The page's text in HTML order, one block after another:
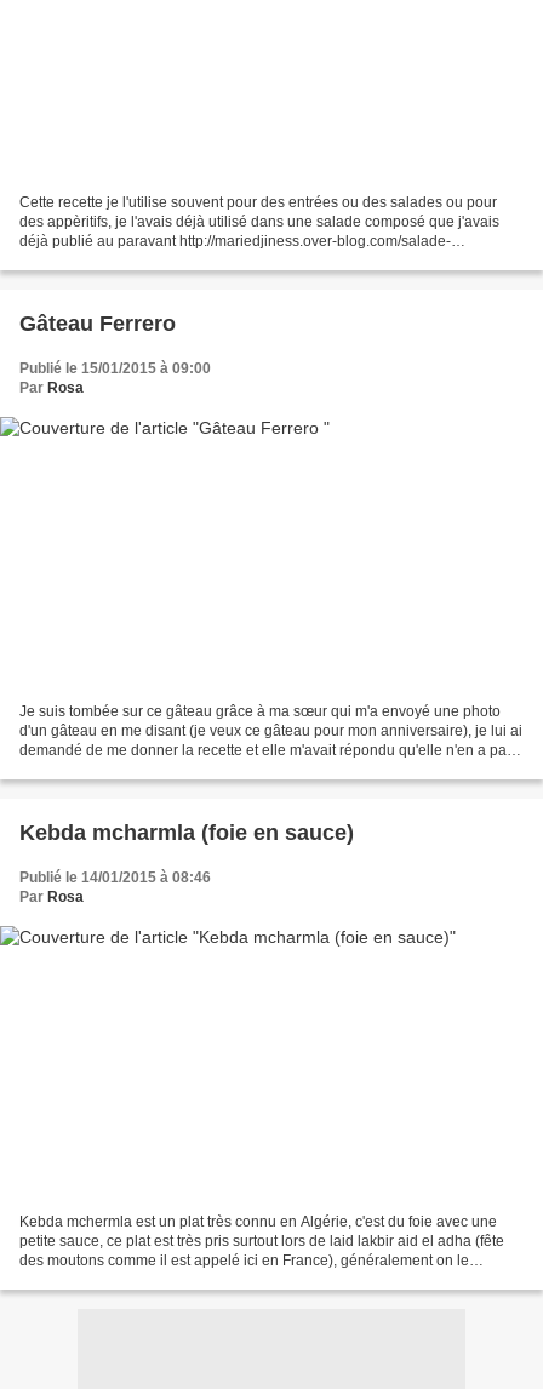
Cette recette je l'utilise souvent pour des entrées ou des salades ou pour
des appèritifs, je l'avais déjà utilisé dans une salade composé que j'avais
déjà publié au paravant http://mariedjiness.over-blog.com/salade-
Gâteau Ferrero
Publié le 15/01/2015 à 09:00
Par Rosa
Je suis tombée sur ce gâteau grâce à ma sœur qui m'a envoyé une photo
d'un gâteau en me disant (je veux ce gâteau pour mon anniversaire), je lui ai
demandé de me donner la recette et elle m'avait répondu qu'elle n'en a pas,
Kebda mcharmla (foie en sauce)
Publié le 14/01/2015 à 08:46
Par Rosa
Kebda mchermla est un plat très connu en Algérie, c'est du foie avec une
petite sauce, ce plat est très pris surtout lors de laid lakbir aid el adha (fête
des moutons comme il est appelé ici en France), généralement on le